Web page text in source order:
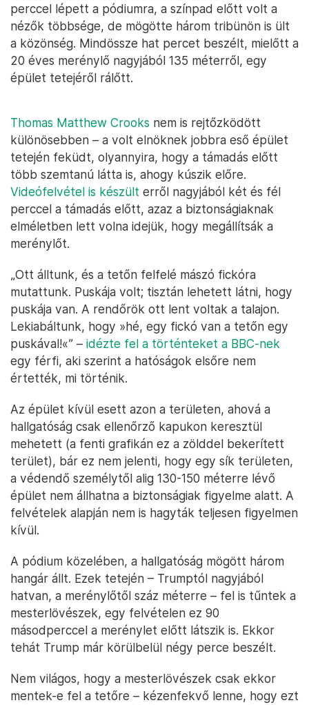
perccel lépett a pódiumra, a színpad előtt volt a
nézők többsége, de mögötte három tribünön is ült
a közönség. Mindössze hat percet beszélt, mielőtt a
20 éves merénylő nagyjából 135 méterről, egy
épület tetejéről rálőtt.
Thomas Matthew Crooks nem is rejtőzködött
különösebben – a volt elnöknek jobbra eső épület
tetején feküdt, olyannyira, hogy a támadás előtt
több szemtanú látta is, ahogy kúszik előre.
Videófelvétel is készült erről nagyjából két és fél
perccel a támadás előtt, azaz a biztonságiaknak
elméletben lett volna idejük, hogy megállítsák a
merénylőt.
„Ott álltunk, és a tetőn felfelé mászó fickóra
mutattunk. Puskája volt; tisztán lehetett látni, hogy
puskája van. A rendőrök ott lent voltak a talajon.
Lekiabáltunk, hogy »hé, egy fickó van a tetőn egy
puskával!«” – idézte fel a történteket a BBC-nek
egy férfi, aki szerint a hatóságok elsőre nem
értették, mi történik.
Az épület kívül esett azon a területen, ahová a
hallgatóság csak ellenőrző kapukon keresztül
mehetett (a fenti grafikán ez a zölddel bekerített
terület), bár ez nem jelenti, hogy egy sík területen,
a védendő személytől alig 130-150 méterre lévő
épület nem állhatna a biztonságiak figyelme alatt. A
felvételek alapján nem is hagyták teljesen figyelmen
kívül.
A pódium közelében, a hallgatóság mögött három
hangár állt. Ezek tetején – Trumptól nagyjából
hatvan, a merénylőtől száz méterre – fel is tűntek a
mesterlövészek, egy felvételen ez 90
másodperccel a merénylet előtt látszik is. Ekkor
tehát Trump már körülbelül négy perce beszélt.
Nem világos, hogy a mesterlövészek csak ekkor
mentek-e fel a tetőre – kézenfekvő lenne, hogy ezt